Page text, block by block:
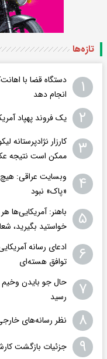
تازه‌ها
۱
دستگاه قضا با
انجام دهد
۲ یک فروند پهپاد
۳
کارزار نژادپرستانه
ممکن است نتیجه
۴
وبسایت عراقی:
«پاک» نبود
۵
باهنر: آمریکایی‌ها
خواستید بگیرید،
۶
ادعای رسانه
توافق هسته‌ای
۷
حال جو بایدن
رسید
۸ نظر رسانه‌های
۹ جزئیات بازگشت